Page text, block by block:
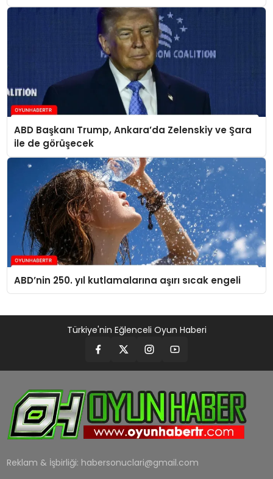
ABD Başkanı Trump, Ankara’da Zelenskiy ve Şara
ile de görüşecek
ABD’nin 250. yıl kutlamalarına aşırı sıcak engeli
Türkiye'nin Eğlenceli Oyun Haberi
Reklam & İşbirliği: habersonuclari@gmail.com